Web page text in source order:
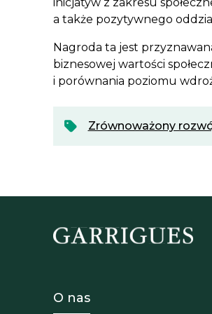
a także pozytywnego
Nagroda ta jest
biznesowej wartości
i porównania poziomu
Zrównoważony
Footer - Sobre
O nas